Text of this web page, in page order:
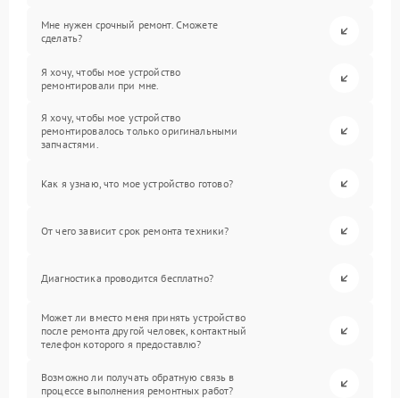
Мне нужен срочный ремонт. Сможете
сделать?
Я хочу, чтобы мое устройство
ремонтировали при мне.
Я хочу, чтобы мое устройство
ремонтировалось только оригинальными
запчастями.
Как я узнаю, что мое устройство готово?
От чего зависит срок ремонта техники?
Диагностика проводится бесплатно?
Может ли вместо меня принять устройство
после ремонта другой человек, контактный
телефон которого я предоставлю?
Возможно ли получать обратную связь в
процессе выполнения ремонтных работ?